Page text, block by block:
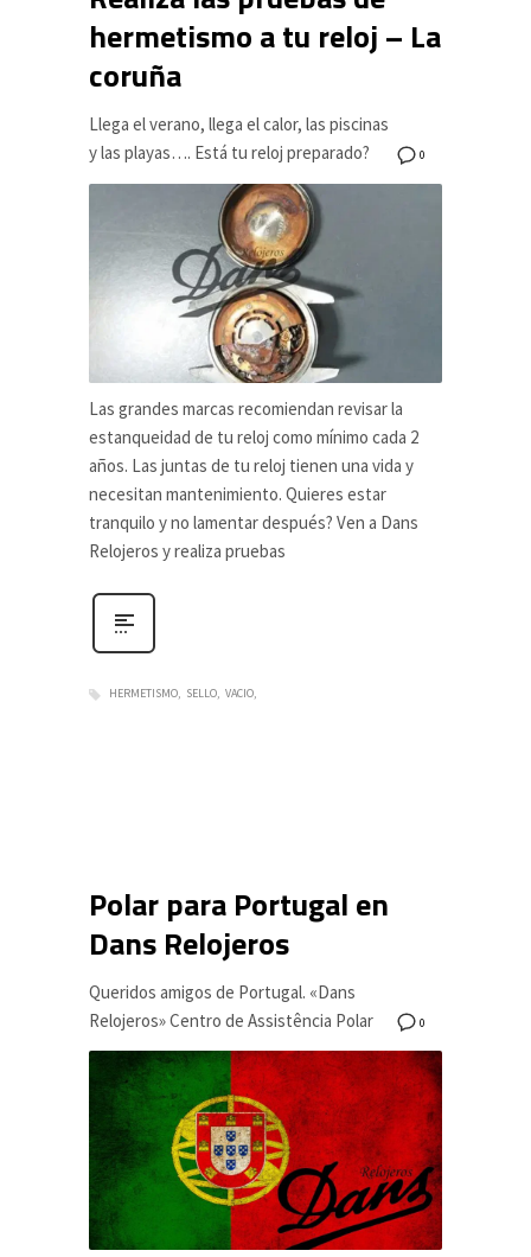
hermetismo a tu reloj – La
coruña
0
Llega el verano, llega el calor, las piscinas
y las playas…. Está tu reloj preparado?
Las grandes marcas recomiendan revisar la
estanqueidad de tu reloj como mínimo cada 2
años. Las juntas de tu reloj tienen una vida y
necesitan mantenimiento. Quieres estar
tranquilo y no lamentar después? Ven a Dans
Relojeros y realiza pruebas
HERMETISMO SELLO VACIO
Polar para Portugal en
Dans Relojeros
0
Queridos amigos de Portugal. «Dans
Relojeros» Centro de Assistência Polar